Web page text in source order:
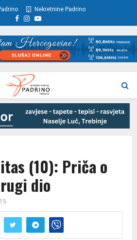
Nekretnine Padrino
Facebook
Instagram
Youtube
(10): Priča o
dio